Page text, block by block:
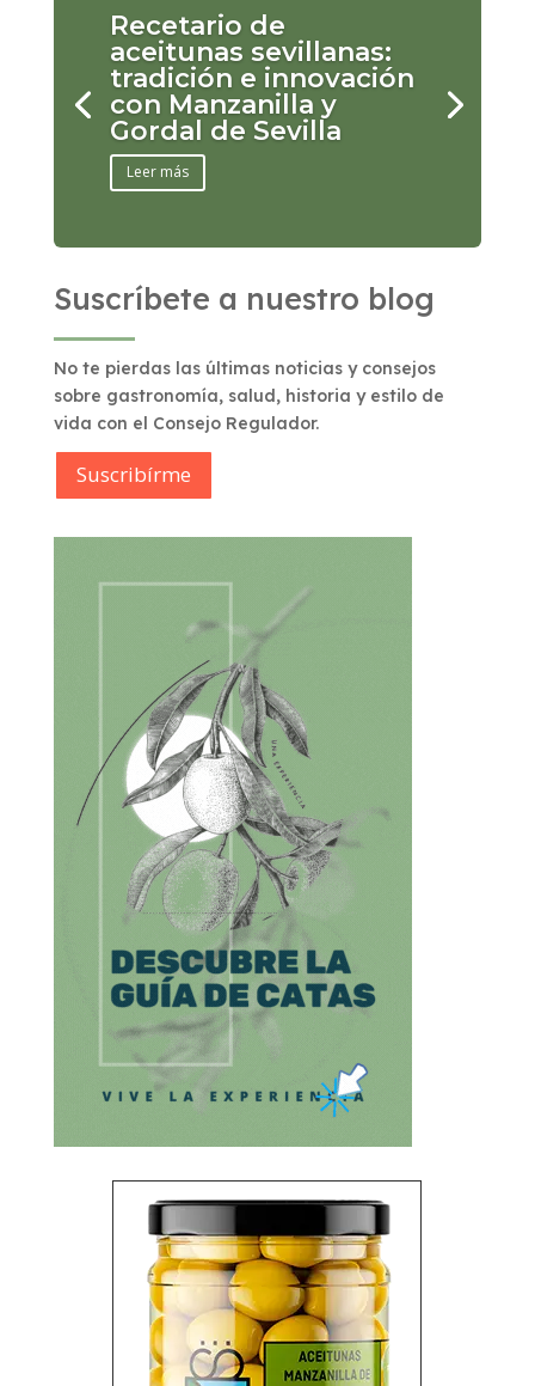
Recetario de
aceitunas sevillanas:
tradición e innovación
con Manzanilla y
Gordal de Sevilla
Leer más
Suscríbete a nuestro blog
No te pierdas las últimas noticias y consejos
sobre gastronomía, salud, historia y estilo de
vida con el Consejo Regulador.
Suscribírme